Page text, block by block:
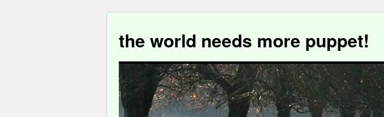
the world needs more puppet!